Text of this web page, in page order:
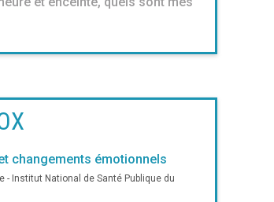
changements émotionnels
- Institut National de Santé Publique du